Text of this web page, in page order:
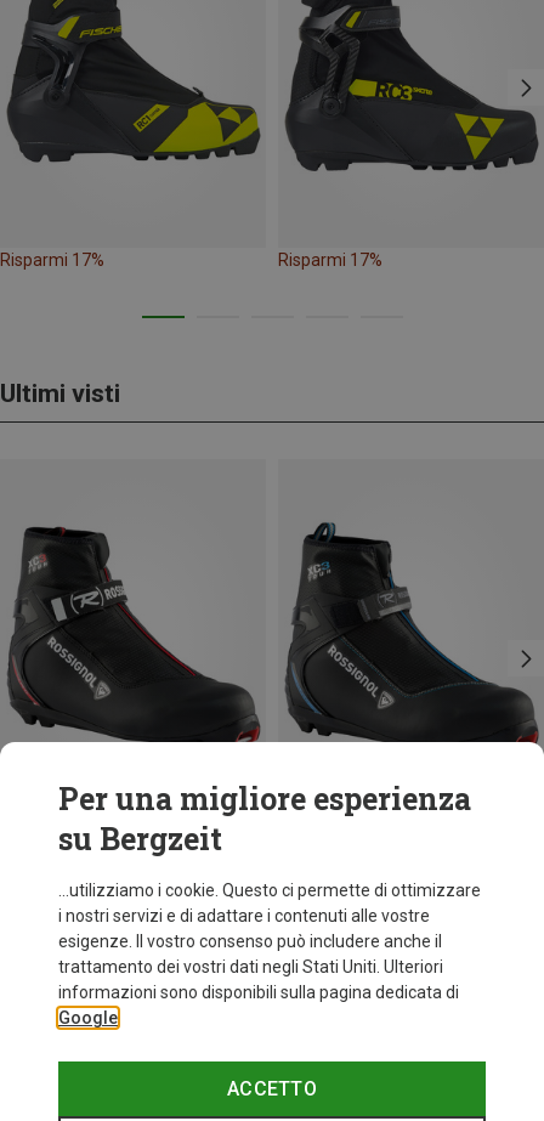
Risparmi 17% Risparmi 17%
Ultimi visti
Risparmi 51%
Per una migliore esperienza
su Bergzeit
...utilizziamo i cookie. Questo ci permette di ottimizzare
i nostri servizi e di adattare i contenuti alle vostre
esigenze. Il vostro consenso può includere anche il
trattamento dei vostri dati negli Stati Uniti. Ulteriori
informazioni sono disponibili sulla pagina dedicata di
Google
ACCETTO